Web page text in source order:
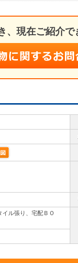
、現在ご紹介
ル張り、宅配ＢＯ